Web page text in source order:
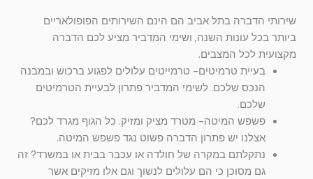
שירותי הדברה בתל אביב הם הינם השירותים הפופולאריים
ביותר בכל עונות השנה, ושימי המדביר מציע לכם הדברה
מקצועית לכל המצבים.
בעיית טרמיטים- טרמייטים עלולים לפגוע ברכוש ובמבנה
הנכס שלכם. לשימי המדביר פתרון לבעיית הטרמיטים
שלכם.
פשפש המיטה- מטרד מציק ומזיק. כל הגוף מגרד לכם?
אצלנו יש פתרון הדברה פשוט נגד פשפש המיטה.
נתקלתם במקרה של חולדה או עכבר בבית או במשרד? זה
גם מסוכן כי הם עלולים לנשוך וגם אלו מזיקים אשר